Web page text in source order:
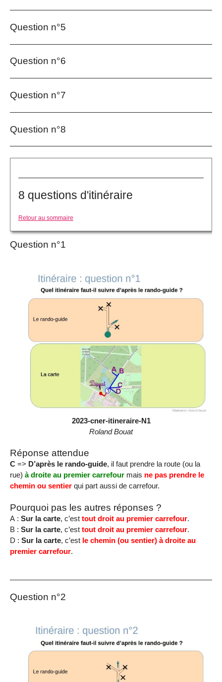
Question n°5
Question n°6
Question n°7
Question n°8
8 questions d'itinéraire
Retour au sommaire
Question n°1
2023-cner-itineraire-N1
Roland Bouat
Réponse attendue
C => D’après le rando-guide, il faut prendre la route (ou la
rue) à droite au premier carrefour mais ne pas prendre le
chemin ou sentier qui part aussi de carrefour.
Pourquoi pas les autres réponses ?
A : Sur la carte, c’est tout droit au premier carrefour.
B : Sur la carte, c’est tout droit au premier carrefour.
D : Sur la carte, c’est le chemin (ou sentier) à droite au
premier carrefour.
Question n°2